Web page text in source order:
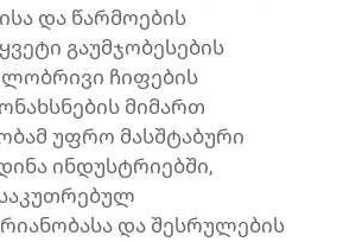
და წარმოების
გაუმჯობესების
ჩიფების
მიმართ
უფრო მასშტაბური
ინდუსტრიებში,
და შესრულების